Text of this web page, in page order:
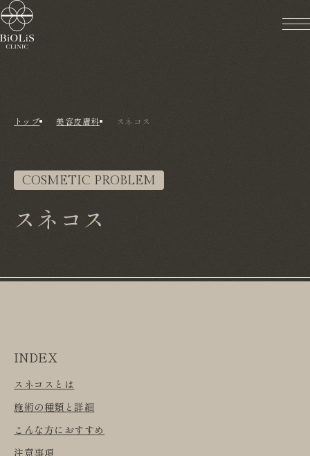
トップ 美容皮膚科 スネコス
COSMETIC PROBLEM
スネコス
INDEX
スネコスとは
施術の種類と詳細
こんな方におすすめ
注意事項